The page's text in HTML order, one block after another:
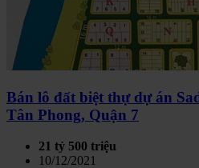
Bán lô đất biệt thự dự án
Tân Phong, Quận 7
21 tỷ 500 triệu
10/12/2021